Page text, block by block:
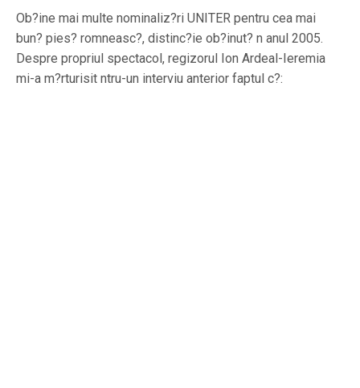
Ob?ine mai multe nominaliz?ri UNITER pentru cea mai
bun? pies? romneasc?, distinc?ie ob?inut? n anul 2005.
Despre propriul spectacol, regizorul Ion Ardeal-Ieremia
mi-a m?rturisit ntru-un interviu anterior faptul c?: